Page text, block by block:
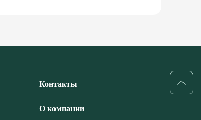
Контакты
О компании